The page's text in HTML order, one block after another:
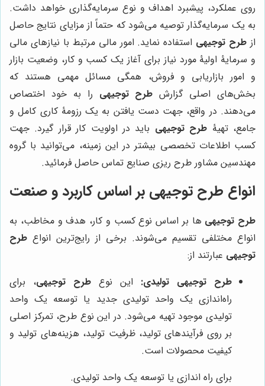
روی عملکرد، پیشبرد اهداف و نوع سرمایه‌گذاری خواهد داشت.
به یک سرمایه‌گذار توصیه می‌شود که حتماً از مزایای نتایج حاصل
از طرح توجیهی استفاده نماید. امور مالی مرتبط با نیازهای مالی
و سرمایۀ اولیۀ مورد نیاز برای آغاز یک کسب و کار، وضعیت بازار
و امور بازاریابی و فروش، همگی مسائل مهمی هستند که
بخش‌های اصلی گزارش طرح توجیهی را به خود اختصاص
می‌دهند. در واقع، جهت دست یافتن به یک رزومۀ کاری کامل و
جامع، تهیۀ طرح توجیهی باید در اولویت کار قرار گیرد. جهت
کسب اطلاعات تخصصی بیشتر در این زمینه، می‌توانید با گروه
مهندسین مشاور طرح ریزی صنایع تماس حاصل فرمائید.
انواع طرح توجیهی بر اساس کاربرد و صنعت
طرح توجیهی ها بر اساس نوع کسب و کار، هدف و مخاطب، به
انواع مختلفی تقسیم می‌شوند. برخی از رایج‌ترین انواع طرح
توجیهی عبارتند از:
طرح توجیهی تولیدی: این نوع طرح توجیهی، برای
راه‌اندازی یک واحد تولیدی جدید یا توسعه یک واحد
تولیدی موجود تهیه می‌شود. در این نوع طرح، تمرکز اصلی
بر روی فرآیندهای تولید، ظرفیت تولید، هزینه‌های تولید و
کیفیت محصولات است.
برای راه اندازی یا توسعه یک واحد تولیدی.